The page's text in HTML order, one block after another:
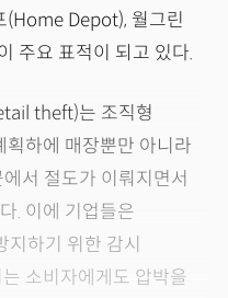
(Home Depot), 월그린
주요 표적이 되고 있다.
theft)는 조직형
획하에 매장뿐만 아니라
서 절도가 이뤄지면서
. 이에 기업들은
하기 위한 감시
소비자에게도 압박을